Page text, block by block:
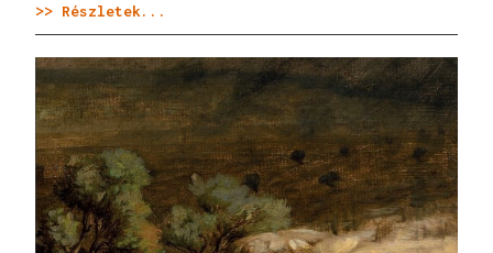
>> Részletek...